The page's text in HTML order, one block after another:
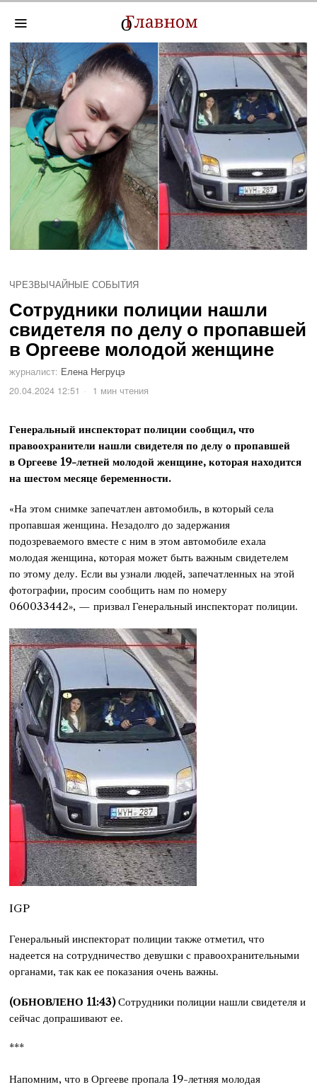
ЧРЕЗВЫЧАЙНЫЕ СОБЫТИЯ
Сотрудники полиции нашли
свидетеля по делу о пропавшей
в Оргееве молодой женщине
журналист: Елена Негруцэ
20.04.2024 12:51
1 мин чтения
Генеральный инспекторат полиции сообщил, что
правоохранители нашли свидетеля по делу о пропавшей
в Оргееве 19-летней молодой женщине, которая находится
на шестом месяце беременности.
«На этом снимке запечатлен автомобиль, в который села
пропавшая женщина. Незадолго до задержания
подозреваемого вместе с ним в этом автомобиле ехала
молодая женщина, которая может быть важным свидетелем
по этому делу. Если вы узнали людей, запечатленных на этой
фотографии, просим сообщить нам по номеру
060033442», — призвал Генеральный инспекторат полиции.
IGP
Генеральный инспекторат полиции также отметил, что
надеется на сотрудничество девушки с правоохранительными
органами, так как ее показания очень важны.
(ОБНОВЛЕНО 11:43)Сотрудники полиции нашли свидетеля и
сейчас допрашивают ее.
***
Напомним, что в Оргееве пропала 19-летняя молодая